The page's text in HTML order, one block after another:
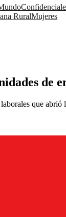
RuralMujeres
de
que abrió